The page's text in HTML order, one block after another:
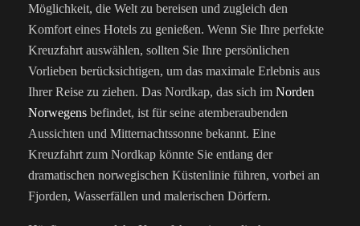
Möglichkeit, die Welt zu bereisen und zugleich den
Komfort eines Hotels zu genießen. Wenn Sie Ihre perfekte
Kreuzfahrt auswählen, sollten Sie Ihre persönlichen
Vorlieben berücksichtigen, um das maximale Erlebnis aus
Ihrer Reise zu ziehen. Das Nordkap, das sich im Norden
Norwegens befindet, ist für seine atemberaubenden
Aussichten und Mitternachtssonne bekannt. Eine
Kreuzfahrt zum Nordkap könnte Sie entlang der
dramatischen norwegischen Küstenlinie führen, vorbei an
Fjorden, Wasserfällen und malerischen Dörfern.